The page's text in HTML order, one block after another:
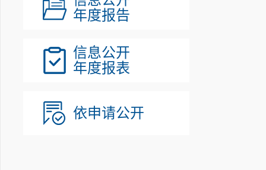
年度报告
信息公开
年度报表
依申请公开